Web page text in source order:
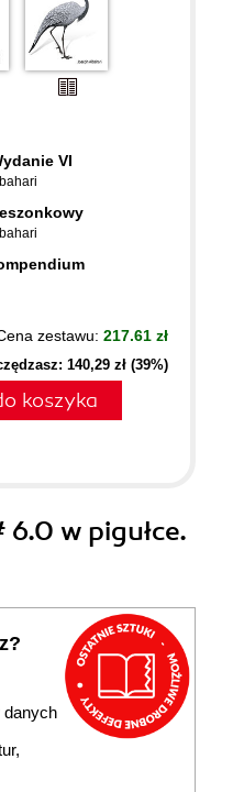
VI
zestawu: 217.61 zł
140,29 zł (39%)
koszyka
6.0 w pigułce.
danych